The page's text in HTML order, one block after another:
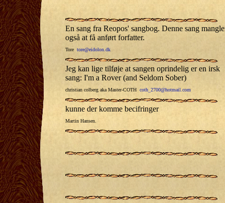
En sang fra Reopos' sangbog. Denne sang
også at få anført forfatter.
Tore tore@eidolon.dk
Jeg kan lige tilføje at sangen oprindelig er en irsk
sang: I'm a Rover (and Seldom Sober)
christian colberg aka Master-COTH coth_2700@hotmail.com
kunne der komme becifringer
Martin Hansen.